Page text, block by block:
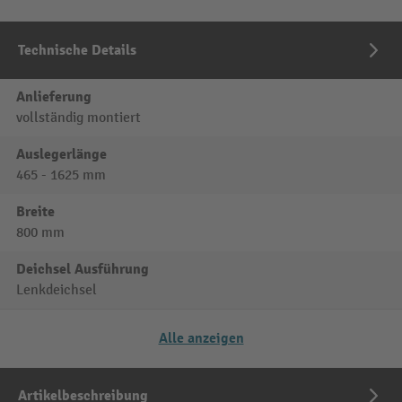
Technische Details
Anlieferung
vollständig montiert
Auslegerlänge
465 - 1625 mm
Breite
800 mm
Deichsel Ausführung
Lenkdeichsel
Alle anzeigen
Artikelbeschreibung